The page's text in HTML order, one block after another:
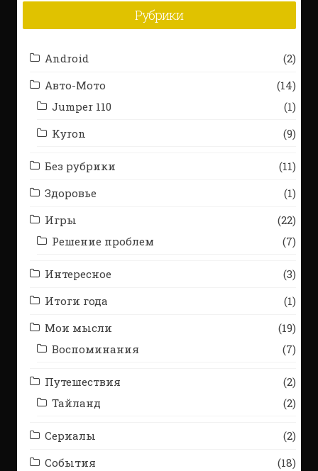
Рубрики
Android
(2)
Авто-Мото
(14)
Jumper 110
(1)
Kyron
(9)
Без рубрики
(11)
Здоровье
(1)
Игры
(22)
Решение проблем
(7)
Интересное
(3)
Итоги года
(1)
Мои мысли
(19)
Воспоминания
(7)
Путешествия
(2)
Тайланд
(2)
Сериалы
(2)
События
(18)